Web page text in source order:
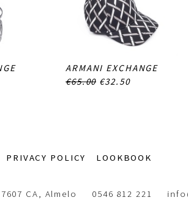
ARMANI EXCHANGE
€65.00 €32.50
PRIVACY POLICY LOOKBOOK
7607 CA, Almelo 0546 812 221